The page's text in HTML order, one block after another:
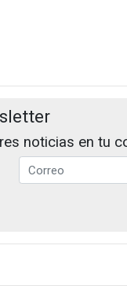
noticias en tu